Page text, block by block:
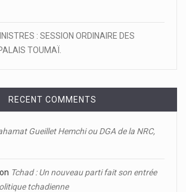
: SESSION ORDINAIRE DES
TOUMAÏ.
RECENT COMMENTS
Gueillet Hemchi ou DGA de la NRC,
Tchad : Un nouveau parti fait son entrée
tchadienne